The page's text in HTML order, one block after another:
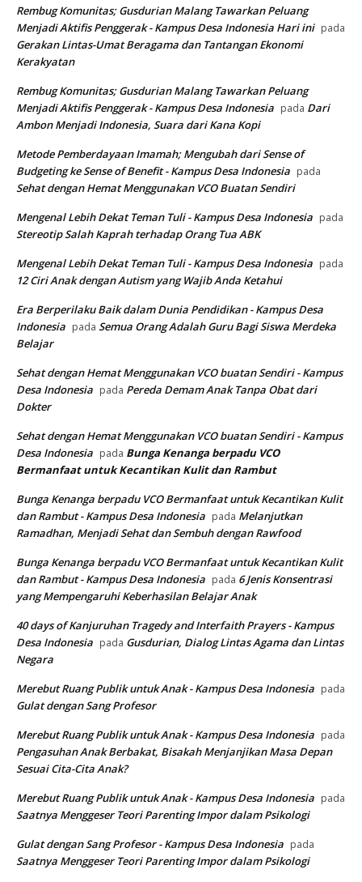
Rembug Komunitas; Gusdurian Malang Tawarkan Peluang
Menjadi Aktifis Penggerak - Kampus Desa Indonesia Hari ini pada
Gerakan Lintas-Umat Beragama dan Tantangan Ekonomi
Kerakyatan
Rembug Komunitas; Gusdurian Malang Tawarkan Peluang
Menjadi Aktifis Penggerak - Kampus Desa Indonesia pada Dari
Ambon Menjadi Indonesia, Suara dari Kana Kopi
Metode Pemberdayaan Imamah; Mengubah dari Sense of
Budgeting ke Sense of Benefit - Kampus Desa Indonesia pada
Sehat dengan Hemat Menggunakan VCO Buatan Sendiri
Mengenal Lebih Dekat Teman Tuli - Kampus Desa Indonesia pada
Stereotip Salah Kaprah terhadap Orang Tua ABK
Mengenal Lebih Dekat Teman Tuli - Kampus Desa Indonesia pada
12 Ciri Anak dengan Autism yang Wajib Anda Ketahui
Era Berperilaku Baik dalam Dunia Pendidikan - Kampus Desa
Indonesia pada Semua Orang Adalah Guru Bagi Siswa Merdeka
Belajar
Sehat dengan Hemat Menggunakan VCO buatan Sendiri - Kampus
Desa Indonesia pada Pereda Demam Anak Tanpa Obat dari
Dokter
Sehat dengan Hemat Menggunakan VCO buatan Sendiri - Kampus
Desa Indonesia pada Bunga Kenanga berpadu VCO
Bermanfaat untuk Kecantikan Kulit dan Rambut
Bunga Kenanga berpadu VCO Bermanfaat untuk Kecantikan Kulit
dan Rambut - Kampus Desa Indonesia pada Melanjutkan
Ramadhan, Menjadi Sehat dan Sembuh dengan Rawfood
Bunga Kenanga berpadu VCO Bermanfaat untuk Kecantikan Kulit
dan Rambut - Kampus Desa Indonesia pada 6 Jenis Konsentrasi
yang Mempengaruhi Keberhasilan Belajar Anak
40 days of Kanjuruhan Tragedy and Interfaith Prayers - Kampus
Desa Indonesia pada Gusdurian, Dialog Lintas Agama dan Lintas
Negara
Merebut Ruang Publik untuk Anak - Kampus Desa Indonesia pada
Gulat dengan Sang Profesor
Merebut Ruang Publik untuk Anak - Kampus Desa Indonesia pada
Pengasuhan Anak Berbakat, Bisakah Menjanjikan Masa Depan
Sesuai Cita-Cita Anak?
Merebut Ruang Publik untuk Anak - Kampus Desa Indonesia pada
Saatnya Menggeser Teori Parenting Impor dalam Psikologi
Gulat dengan Sang Profesor - Kampus Desa Indonesia pada
Saatnya Menggeser Teori Parenting Impor dalam Psikologi